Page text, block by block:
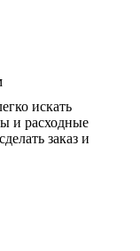
искать
и расходные
заказ и